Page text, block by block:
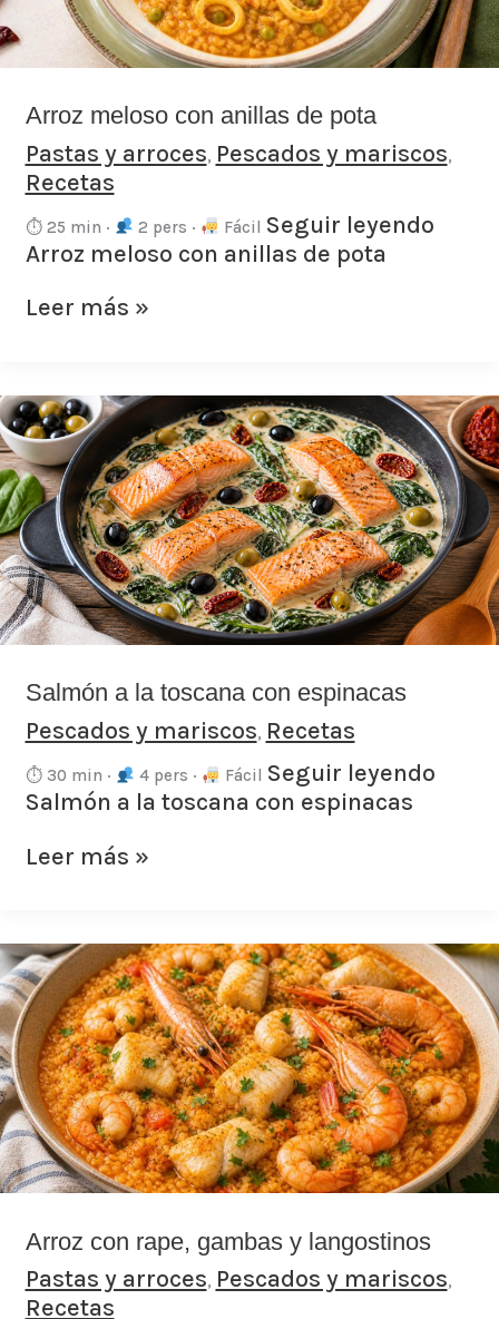
Arroz meloso con anillas de pota
Pastas y arroces, Pescados y mariscos,
Recetas
⏱ 25 min · 2 pers · Fácil Seguir leyendo
Arroz meloso con anillas de pota
Leer más »
Salmón a la toscana con espinacas
Pescados y mariscos, Recetas
⏱ 30 min · 4 pers · Fácil Seguir leyendo
Salmón a la toscana con espinacas
Salmón
a
la
toscana
con
espinacas
Leer más »
Arroz con rape, gambas y langostinos
Pastas y arroces, Pescados y mariscos,
Recetas
Arroz
con
rape,
gambas
y
langostinos